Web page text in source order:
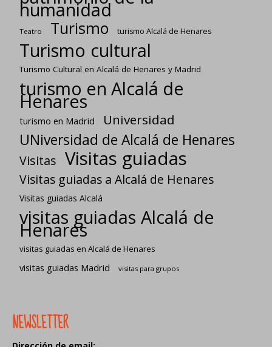
humanidad
Teatro Turismo turismo Alcalá de Henares
Turismo cultural
Turismo Cultural en Alcalá de Henares y Madrid
turismo en Alcalá de
Henares
turismo en Madrid Universidad
UNiversidad de Alcalá de Henares
Visitas Visitas guiadas
Visitas guiadas a Alcalá de Henares
Visitas guiadas Alcalá
visitas guiadas Alcalá de
Henares
visitas guiadas en Alcalá de Henares
visitas guiadas Madrid visitas para grupos
NEWSLETTER